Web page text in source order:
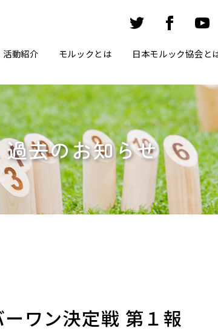
活動紹介 モルックとは 日本モルック協会と
過去のお知らせ
ワン決定戦 第１報